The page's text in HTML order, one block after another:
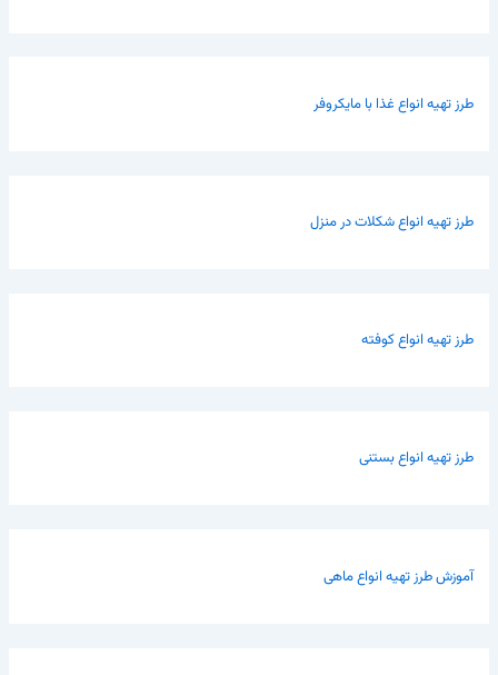
طرز تهیه انواع غذا با مایکروفر
طرز تهیه انواع شکلات در منزل
طرز تهیه انواع کوفته
طرز تهیه انواع بستنی
آموزش طرز تهیه انواع ماهی